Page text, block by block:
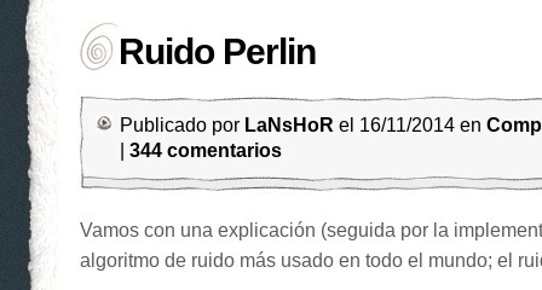
Ruido Perlin
Publicado por LaNsHoR el 16/11/2014 en
344 comentarios
Vamos con una explicación (seguida por la
algoritmo de ruido más usado en todo el mundo; el